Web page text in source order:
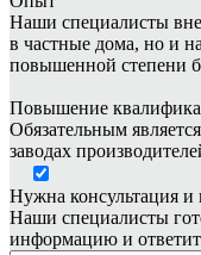
Наши специалисты
в частные дома, но и
повышенной степени
Повышение
Обязательным
заводах
Нужна консультация
Наши специалисты
информацию и